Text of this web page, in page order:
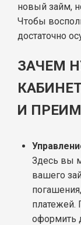
новый займ,
Чтобы
достаточно
ЗАЧЕМ
И
Здесь вы
вашего
платежей.
оформить